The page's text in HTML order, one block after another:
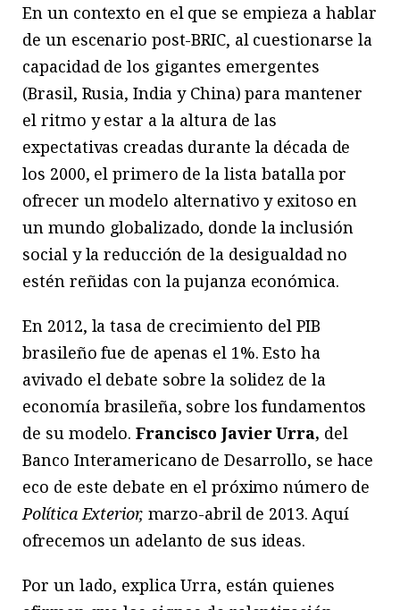
En un contexto en el que se empieza a hablar
de un escenario post-BRIC, al cuestionarse la
capacidad de los gigantes emergentes
(Brasil, Rusia, India y China) para mantener
el ritmo y estar a la altura de las
expectativas creadas durante la década de
los 2000, el primero de la lista batalla por
ofrecer un modelo alternativo y exitoso en
un mundo globalizado, donde la inclusión
social y la reducción de la desigualdad no
estén reñidas con la pujanza económica.
En 2012, la tasa de crecimiento del PIB
brasileño fue de apenas el 1%. Esto ha
avivado el debate sobre la solidez de la
economía brasileña, sobre los fundamentos
de su modelo.Francisco Javier Urra, del
Banco Interamericano de Desarrollo, se hace
eco de este debate en el próximo número de
Política Exterior, marzo-abril de 2013. Aquí
ofrecemos un adelanto de sus ideas.
Por un lado, explica Urra, están quienes